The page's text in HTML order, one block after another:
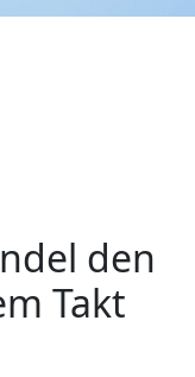
den
Takt